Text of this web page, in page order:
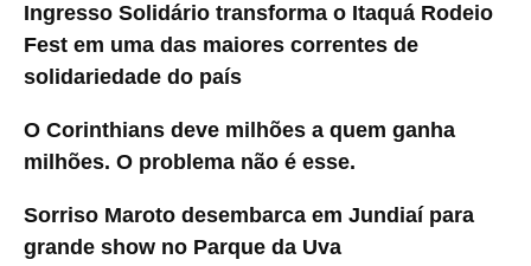
Ingresso Solidário transforma o Itaquá Rodeio
Fest em uma das maiores correntes de
solidariedade do país
O Corinthians deve milhões a quem ganha
milhões. O problema não é esse.
Sorriso Maroto desembarca em Jundiaí para
grande show no Parque da Uva